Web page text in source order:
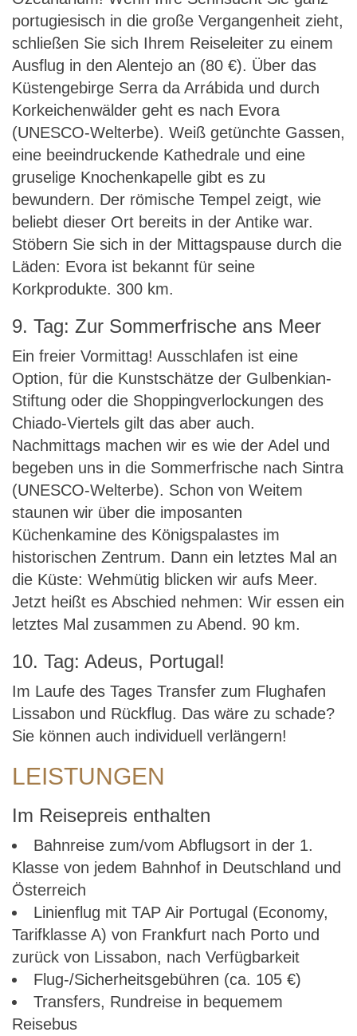
portugiesisch in die große Vergangenheit zieht,
schließen Sie sich Ihrem Reiseleiter zu einem
Ausflug in den Alentejo an (80 €). Über das
Küstengebirge Serra da Arrábida und durch
Korkeichenwälder geht es nach Evora
(UNESCO-Welterbe). Weiß getünchte Gassen,
eine beeindruckende Kathedrale und eine
gruselige Knochenkapelle gibt es zu
bewundern. Der römische Tempel zeigt, wie
beliebt dieser Ort bereits in der Antike war.
Stöbern Sie sich in der Mittagspause durch die
Läden: Evora ist bekannt für seine
Korkprodukte. 300 km.
9. Tag: Zur Sommerfrische ans Meer
Ein freier Vormittag! Ausschlafen ist eine
Option, für die Kunstschätze der Gulbenkian-
Stiftung oder die Shoppingverlockungen des
Chiado-Viertels gilt das aber auch.
Nachmittags machen wir es wie der Adel und
begeben uns in die Sommerfrische nach Sintra
(UNESCO-Welterbe). Schon von Weitem
staunen wir über die imposanten
Küchenkamine des Königspalastes im
historischen Zentrum. Dann ein letztes Mal an
die Küste: Wehmütig blicken wir aufs Meer.
Jetzt heißt es Abschied nehmen: Wir essen ein
letztes Mal zusammen zu Abend. 90 km.
10. Tag: Adeus, Portugal!
Im Laufe des Tages Transfer zum Flughafen
Lissabon und Rückflug. Das wäre zu schade?
Sie können auch individuell verlängern!
LEISTUNGEN
Im Reisepreis enthalten
Bahnreise zum/vom Abflugsort in der 1.
Klasse von jedem Bahnhof in Deutschland und
Österreich
Linienflug mit TAP Air Portugal (Economy,
Tarifklasse A) von Frankfurt nach Porto und
zurück von Lissabon, nach Verfügbarkeit
Flug-/Sicherheitsgebühren (ca. 105 €)
Transfers, Rundreise in bequemem
Reisebus